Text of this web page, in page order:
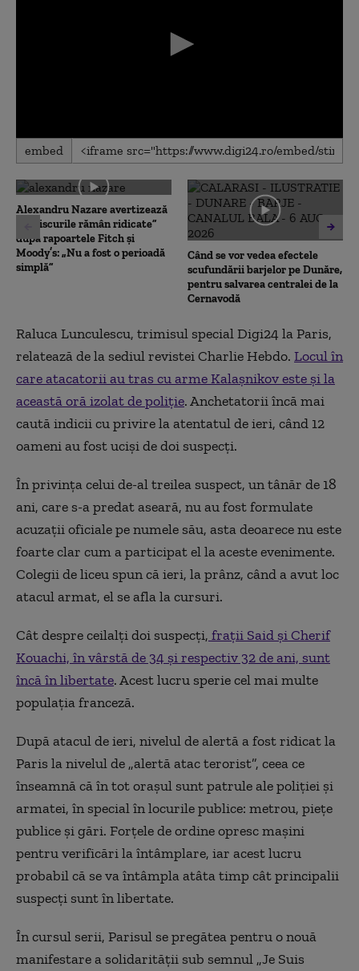
0
seconds
0
seconds
embed
Alexandru Nazare avertizează
că „riscurile rămân ridicate”
după rapoartele Fitch și
Moody’s: „Nu a fost o perioadă
simplă”
Când se vor vedea efectele
scufundării barjelor pe Dunăre,
pentru salvarea centralei de la
Cernavodă
Raluca Lunculescu, trimisul special Digi24 la Paris,
relatează de la sediul revistei Charlie Hebdo. Locul în
care atacatorii au tras cu arme Kalașnikov este și la
această oră izolat de poliție. Anchetatorii încă mai
caută indicii cu privire la atentatul de ieri, când 12
oameni au fost uciși de doi suspecți.
În privința celui de-al treilea suspect, un tânăr de 18
ani, care s-a predat aseară, nu au fost formulate
acuzații oficiale pe numele său, asta deoarece nu este
foarte clar cum a participat el la aceste evenimente.
Colegii de liceu spun că ieri, la prânz, când a avut loc
atacul armat, el se afla la cursuri.
Cât despre ceilalți doi suspecți, frații Said și Cherif
Kouachi, în vârstă de 34 și respectiv 32 de ani, sunt
încă în libertate. Acest lucru sperie cel mai multe
populația franceză.
După atacul de ieri, nivelul de alertă a fost ridicat la
Paris la nivelul de „alertă atac terorist”, ceea ce
înseamnă că în tot orașul sunt patrule ale poliției și
armatei, în special în locurile publice: metrou, piețe
publice și gări. Forțele de ordine opresc mașini
pentru verificări la întâmplare, iar acest lucru
probabil că se va întâmpla atâta timp cât principalii
suspecți sunt în libertate.
În cursul serii, Parisul se pregătea pentru o nouă
manifestare a solidarității sub semnul „Je Suis